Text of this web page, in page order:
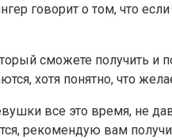
говорит о том, что
сможете получить и
хотя понятно, что
все это время, не
рекомендую вам